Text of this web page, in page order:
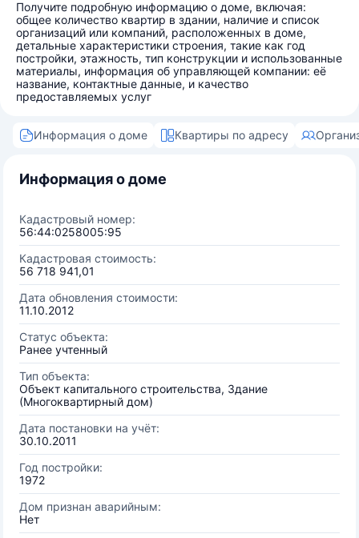
Получите подробную информацию о доме, включая:
общее количество квартир в здании, наличие и список
организаций или компаний, расположенных в доме,
детальные характеристики строения, такие как год
постройки, этажность, тип конструкции и использованные
материалы, информация об управляющей компании: её
название, контактные данные, и качество
предоставляемых услуг
Информация о доме Квартиры по адресу
Информация о доме
Кадастровый номер:
56:44:0258005:95
Кадастровая стоимость:
56 718 941,01
Дата обновления стоимости:
11.10.2012
Статус объекта:
Ранее учтенный
Тип объекта:
Объект капитального строительства, Здание
(Многоквартирный дом)
Дата постановки на учёт:
30.10.2011
Год постройки:
1972
Дом признан аварийным:
Нет